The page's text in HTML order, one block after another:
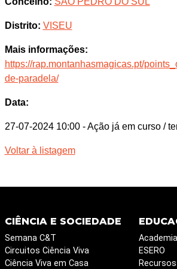
Distrito: VISEU
Mais informações:
https://rap.montanhasmagicas.pt/
de-paradela/
Data:
27-07-2024 10:00 - Ação já em curso /
Voltar à listagem
CIÊNCIA E SOCIEDADE
Semana C&T
Circuitos Ciência Viva
Ciência Viva em Casa
Academia
ESERO
Recursos